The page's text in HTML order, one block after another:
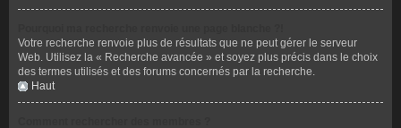
Votre recherche renvoie plus de résultats que ne peut gérer le serveur
Web. Utilisez la « Recherche avancée » et soyez plus précis dans le choix
des termes utilisés et des forums concernés par la recherche.
Haut